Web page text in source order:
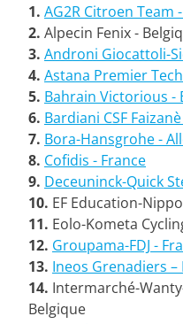
1. AG2R Citroen Team
2. Alpecin Fenix -
3. Androni Giocattoli-
4. Astana Premier
5. Bahrain Victorious -
6. Bardiani CSF
7. Bora-Hansgrohe -
8. Cofidis - France
9. Deceuninck-Quick
10. EF Education-
11. Eolo-Kometa
12. Groupama-FDJ -
13. Ineos Grenadiers –
14. Intermarché-
Belgique